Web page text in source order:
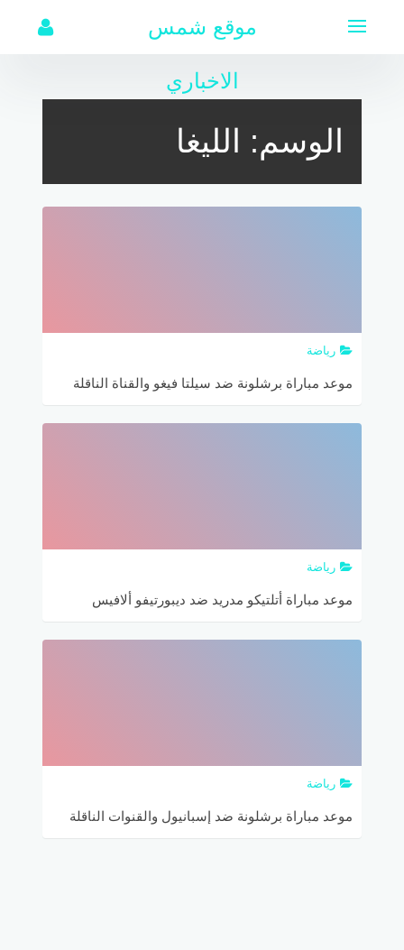
موقع شمس
الاخباري
الوسم: الليغا
رياضة
موعد مباراة برشلونة ضد سيلتا فيغو والقناة الناقلة
رياضة
موعد مباراة أتلتيكو مدريد ضد ديبورتيفو ألافيس
رياضة
موعد مباراة برشلونة ضد إسبانيول والقنوات الناقلة